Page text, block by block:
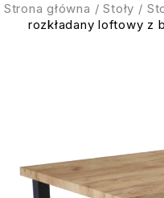
Strona główna / Stoły /
rozkładany loftowy z